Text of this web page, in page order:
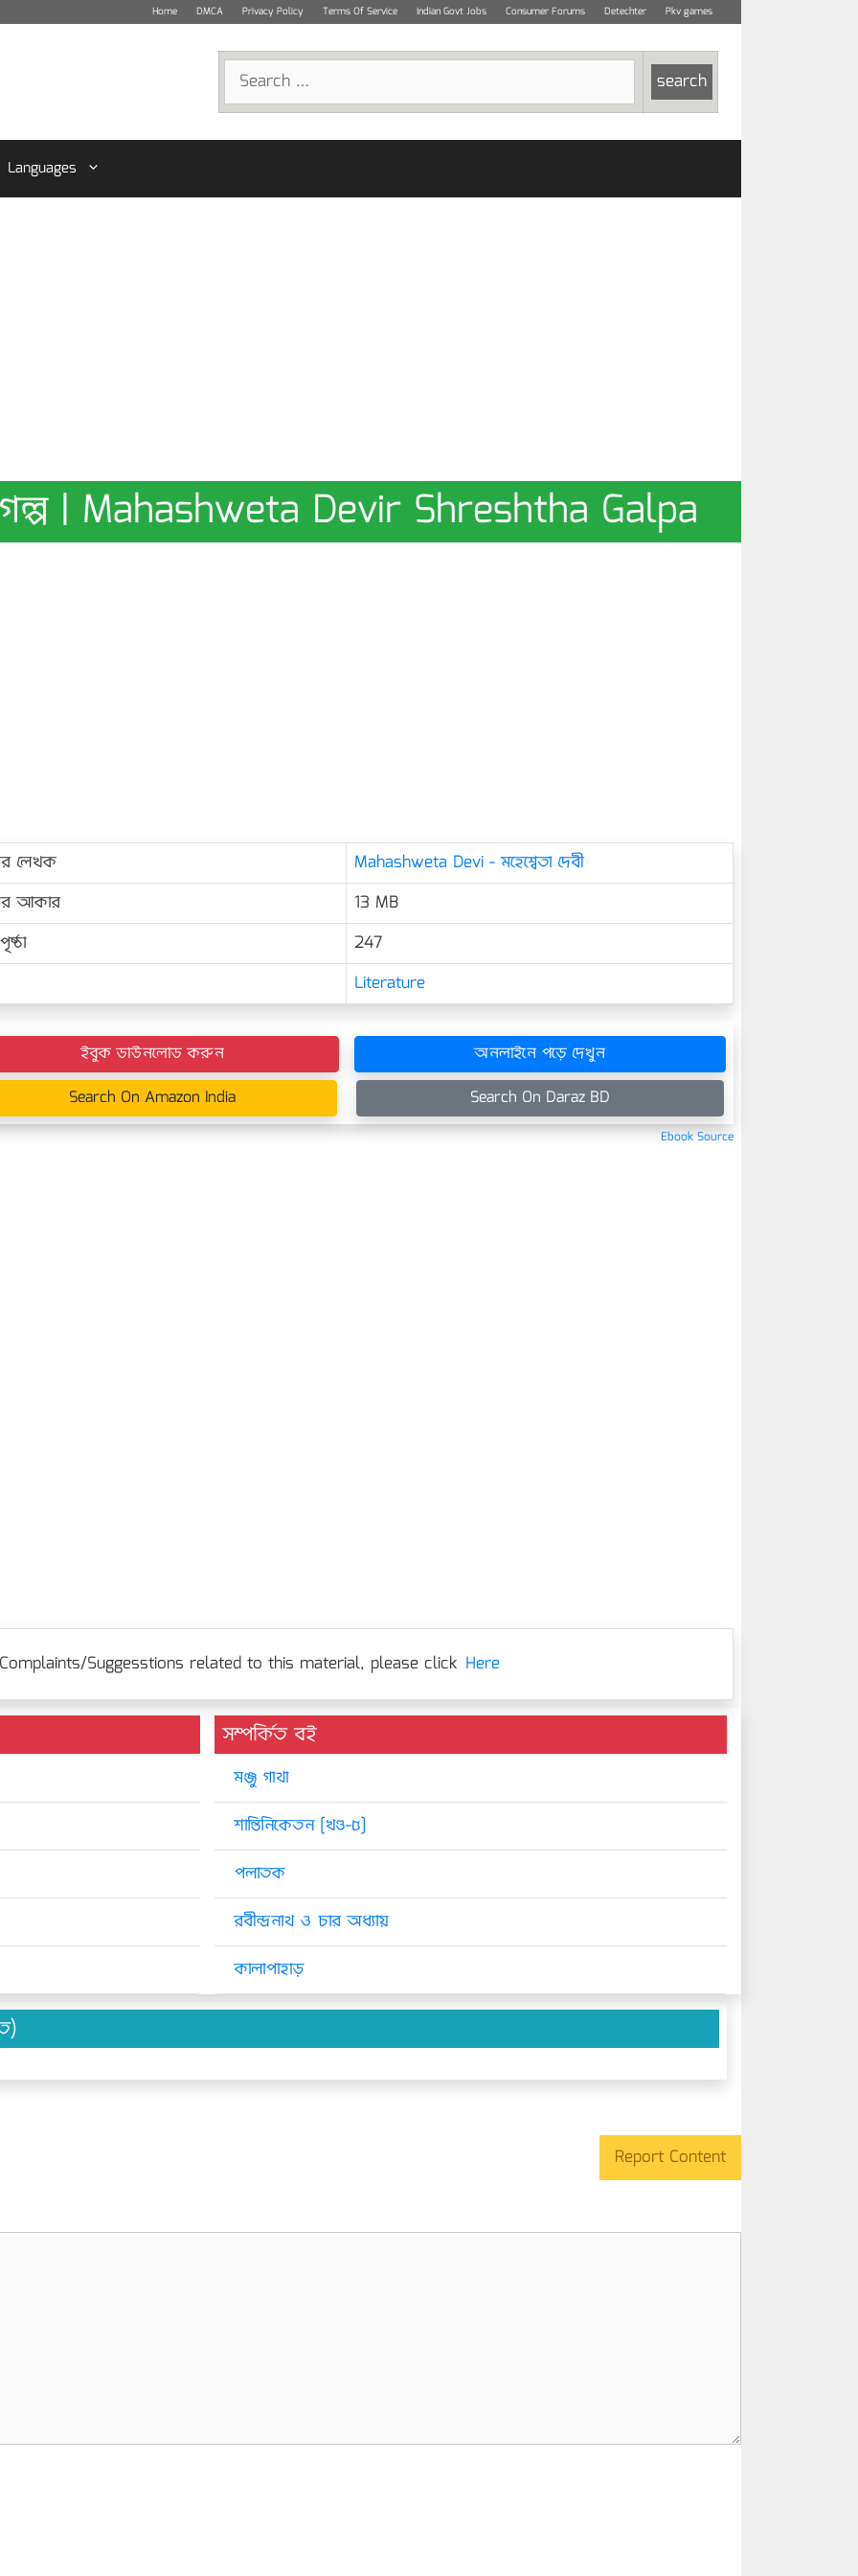
Home DMCA Privacy Policy Terms Of Service Indian Govt Jobs Consumer Forums Detechter Pkv games
Search
for:
Languages
গল্প | Mahashweta Devir Shreshtha Galpa
লেখক
Mahashweta Devi - মহেশ্বেতা দেবী
আকার
13 MB
247
Literature
ইবুক ডাউনলোড করুন
অনলাইনে পড়ে দেখুন
Search On Amazon India
Search On Daraz BD
Ebook Source
Suggesstions related to this material, please click Here
সম্পর্কিত বই
মঞ্জু গাথা
শান্তিনিকেতন [খণ্ড-৫]
পলাতক
রবীন্দ্রনাথ ও চার অধ্যায়
কালাপাহাড়
Report Content